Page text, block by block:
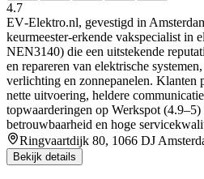
4.7
EV‑Elektro.nl, gevestigd in
keurmeester‑erkende vakspecialist
NEN3140) die een uitstekende
en repareren van elektrische
verlichting en zonnepanelen. Klanten
nette uitvoering, heldere
topwaarderingen op Werkspot
betrouwbaarheid en hoge
Ringvaartdijk 80, 1066 DJ
Bekijk details